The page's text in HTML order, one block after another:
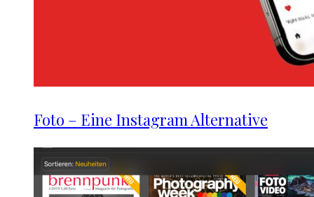
Foto – Eine Instagram Alternative